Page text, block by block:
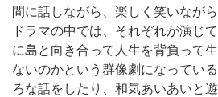
間に話しながら、楽しく笑いなが
ドラマの中では、それぞれが演じ
に島と向き合って人生を背負って
ないのかという群像劇になってい
ろな話をしたり、和気あいあいと